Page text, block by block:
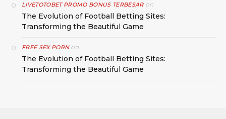
LIVETOTOBET PROMO BONUS TERBESARon
The Evolution of Football Betting Sites:
Transforming the Beautiful Game
FREE SEX PORNon
The Evolution of Football Betting Sites:
Transforming the Beautiful Game